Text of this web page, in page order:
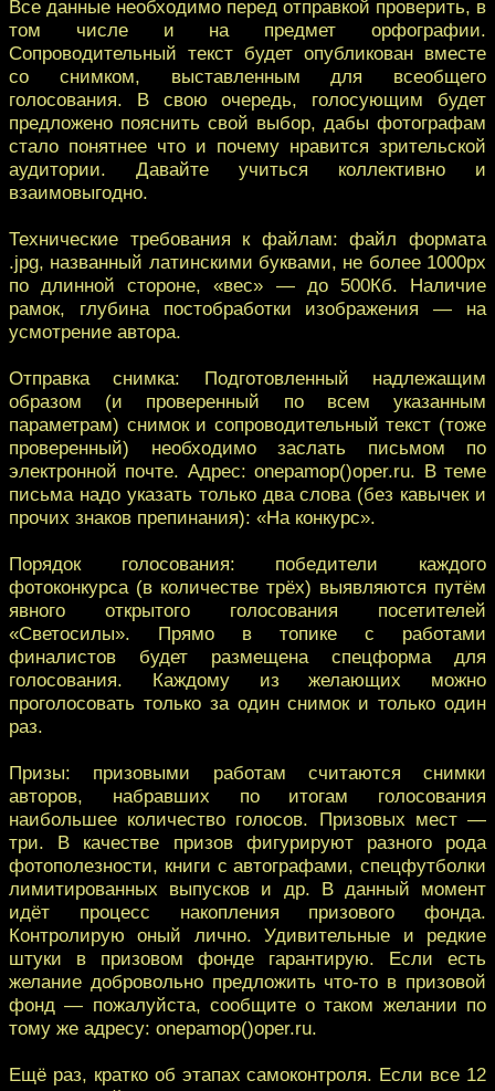
Все данные необходимо перед отправкой проверить, в
том числе и на предмет орфографии.
Сопроводительный текст будет опубликован вместе
со снимком, выставленным для всеобщего
голосования. В свою очередь, голосующим будет
предложено пояснить свой выбор, дабы фотографам
стало понятнее что и почему нравится зрительской
аудитории. Давайте учиться коллективно и
взаимовыгодно.
Технические требования к файлам: файл формата
.jpg, названный латинскими буквами, не более 1000px
по длинной стороне, «вес» — до 500Кб. Наличие
рамок, глубина постобработки изображения — на
усмотрение автора.
Отправка снимка: Подготовленный надлежащим
образом (и проверенный по всем указанным
параметрам) снимок и сопроводительный текст (тоже
проверенный) необходимо заслать письмом по
электронной почте. Адрес: onepamop()oper.ru. В теме
письма надо указать только два слова (без кавычек и
прочих знаков препинания): «На конкурс».
Порядок голосования: победители каждого
фотоконкурса (в количестве трёх) выявляются путём
явного открытого голосования посетителей
«Светосилы». Прямо в топике с работами
финалистов будет размещена спецформа для
голосования. Каждому из желающих можно
проголосовать только за один снимок и только один
раз.
Призы: призовыми работам считаются снимки
авторов, набравших по итогам голосования
наибольшее количество голосов. Призовых мест —
три. В качестве призов фигурируют разного рода
фотополезности, книги с автографами, спецфутболки
лимитированных выпусков и др. В данный момент
идёт процесс накопления призового фонда.
Контролирую оный лично. Удивительные и редкие
штуки в призовом фонде гарантирую. Если есть
желание добровольно предложить что-то в призовой
фонд — пожалуйста, сообщите о таком желании по
тому же адресу: onepamop()oper.ru.
Ещё раз, кратко об этапах самоконтроля. Если все 12